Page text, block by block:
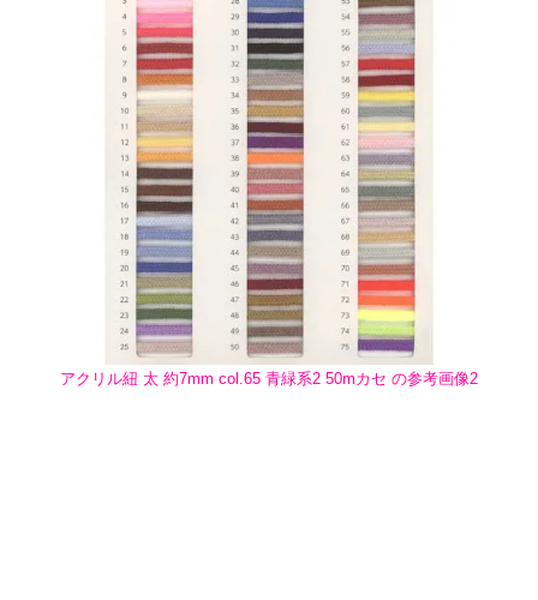
アクリル紐 太 約7mm col.65 青緑系2 50mカセ の参考画像2